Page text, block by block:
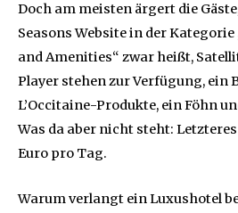
Doch am meisten ärgert die
Seasons Website in der Kategorie
and Amenities“ zwar heißt,
Player stehen zur Verfügung, ein
L’Occitaine-Produkte, ein Föhn
Was da aber nicht steht: Letzteres
Euro pro Tag.
Warum verlangt ein Luxushotel